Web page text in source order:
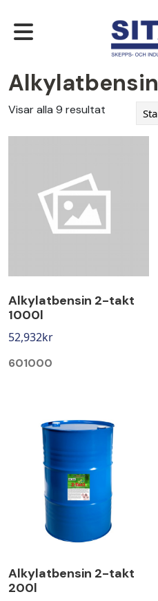
Alkylatbensin
Visar alla 9 resultat
Alkylatbensin 2-takt
1000l
52,932kr
601000
Alkylatbensin 2-takt
200l